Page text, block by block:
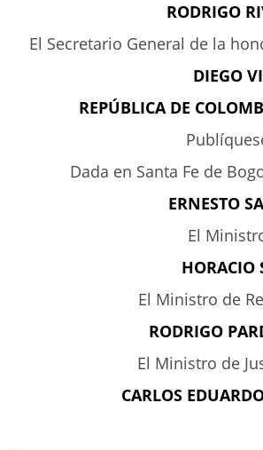
RODRIGO
El Secretario General de la
DIEGO
REPÚBLICA DE
Dada en Santa Fe de
ERNESTO
El
HORACIO
El Ministro de
RODRIGO
El Ministro de
CARLOS